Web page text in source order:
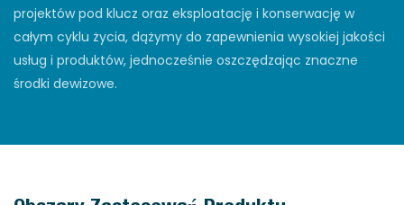
projektów pod klucz oraz eksploatację i konserwację w
całym cyklu życia, dążymy do zapewnienia wysokiej jakości
usług i produktów, jednocześnie oszczędzając znaczne
środki dewizowe.